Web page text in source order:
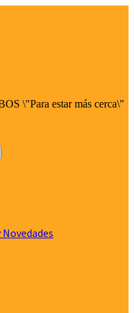
\"Para estar más cerca\"